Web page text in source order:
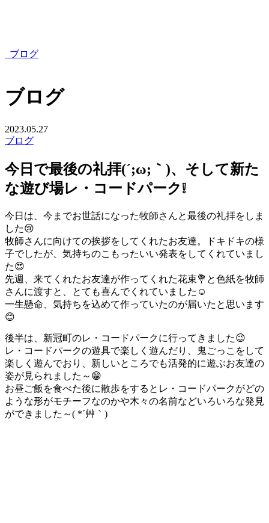
ブログ
ブログ
2023.05.27
ブログ
今日で最後の礼拝(´;ω;｀)、そして新た
な遊び場レ・コードパーク❕
今日は、今までお世話になった牧師さんと最後の礼拝をしま
した😢
牧師さんに向けての挨拶をしてくれたお友達。ドキドキの様
子でしたが、気持ちのこもったいい発表をしてくれていまし
た😍
先週、来てくれたお友達が作ってくれた花束💐と色紙を牧師
さんに渡すと、とても喜んでくれていました☺
一生懸命、気持ちを込めて作っていたのが届いたと思います
😊
後半は、新冠町のレ・コードパークに行ってきました😉
レ・コードパークの遊具で楽しく遊んだり、鬼ごっこをして
楽しく遊んでおり、新しいところでも活発的に遊ぶお友達の
姿が見られました～😁
お昼ご飯を食べた後に散歩をするとレ・コードパークがどの
ような形がモチーフなのかや木々の名前などいろいろな発見
ができました～( *´艸｀)